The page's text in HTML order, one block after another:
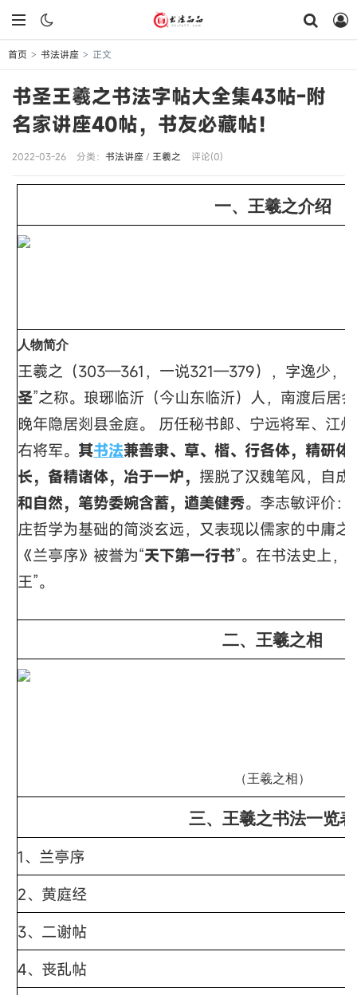
首页 > 书法讲座 > 正文
书圣王羲之书法字帖大全集43帖-附
名家讲座40帖，书友必藏帖！
2022-03-26 分类： 书法讲座/ 王羲之 评论(0)
一、王羲之介绍
人物简介
王羲之（303—361，一说321—379），字逸少，
圣”之称。 琅琊临沂 （今山东临沂）人，南渡后居
晚年隐居剡县金庭。 历任秘书郞、宁远将军、江州
右将军。 其书法兼善隶、草、楷、行各体，精研
长，备精诸体，冶于一炉， 摆脱了汉魏笔风，自
和自然，笔势委婉含蓄，遒美健秀。 李志敏评价：
庄哲学为基础的简淡玄远，又表现以儒家的中庸之
《兰亭序》被誉为“天下第一行书”。在书法史上，
王”。
二、王羲之相
（王羲之相）
三、王羲之书法一览表
1、 兰亭序
2、 黄庭经
3、 二谢帖
4、 丧乱帖